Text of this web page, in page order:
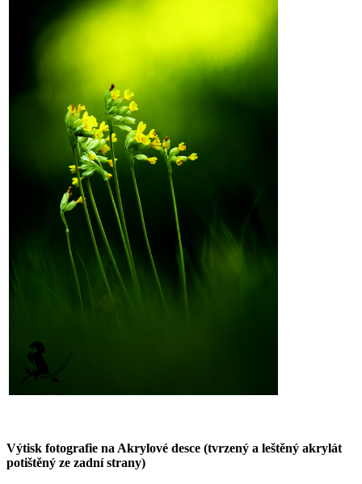
Výtisk fotografie na Akrylové desce (tvrzený a leštěný akrylát
potištěný ze zadní strany)